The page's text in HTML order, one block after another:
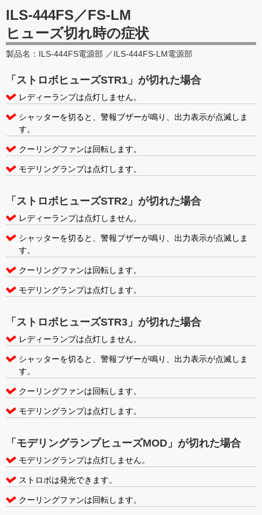
ILS-444FS／FS-LM
ヒューズ切れ時の症状
製品名：ILS-444FS電源部 ／ILS-444FS-LM電源部
「ストロボヒューズSTR1」が切れた場合
レディーランプは点灯しません。
シャッターを切ると、警報ブザーが鳴り、出力表示が点滅しま
す。
クーリングファンは回転します。
モデリングランプは点灯します。
「ストロボヒューズSTR2」が切れた場合
レディーランプは点灯しません。
シャッターを切ると、警報ブザーが鳴り、出力表示が点滅しま
す。
クーリングファンは回転します。
モデリングランプは点灯します。
「ストロボヒューズSTR3」が切れた場合
レディーランプは点灯しません。
シャッターを切ると、警報ブザーが鳴り、出力表示が点滅しま
す。
クーリングファンは回転します。
モデリングランプは点灯します。
「モデリングランプヒューズMOD」が切れた場合
モデリングランプは点灯しません。
ストロボは発光できます。
クーリングファンは回転します。